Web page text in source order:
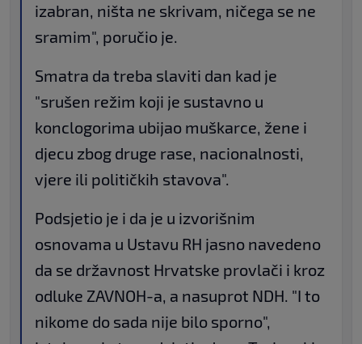
izabran, ništa ne skrivam, ničega se ne
sramim", poručio je.
Smatra da treba slaviti dan kad je
"srušen režim koji je sustavno u
konclogorima ubijao muškarce, žene i
djecu zbog druge rase, nacionalnosti,
vjere ili političkih stavova".
Podsjetio je i da je u izvorišnim
osnovama u Ustavu RH jasno navedeno
da se državnost Hrvatske provlači i kroz
odluke ZAVNOH-a, a nasuprot NDH. "I to
nikome do sada nije bilo sporno",